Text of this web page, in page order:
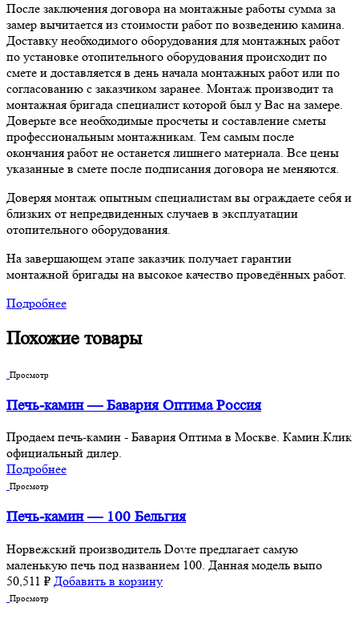
После заключения договора на монтажные работы сумма за
замер вычитается из стоимости работ по возведению камина.
Доставку необходимого оборудования для монтажных работ
по установке отопительного оборудования происходит по
смете и доставляется в день начала монтажных работ или по
согласованию с заказчиком заранее. Монтаж производит та
монтажная бригада специалист которой был у Вас на замере.
Доверьте все необходимые просчеты и составление сметы
профессиональным монтажникам. Тем самым после
окончания работ не останется лишнего материала. Все цены
указанные в смете после подписания договора не меняются.
Доверяя монтаж опытным специалистам вы ограждаете себя и
близких от непредвиденных случаев в эксплуатации
отопительного оборудования.
На завершающем этапе заказчик получает гарантии
монтажной бригады на высокое качество проведённых работ.
Подробнее
Похожие товары
Просмотр
Печь-камин — Бавария Оптима Россия
Продаем печь-камин - Бавария Оптима в Москве. Камин.Клик
официальный дилер.
Подробнее
Просмотр
Печь-камин — 100 Бельгия
Норвежский производитель Dovre предлагает самую
маленькую печь под названием 100. Данная модель выпо
50,511 ₽ Добавить в корзину
Просмотр